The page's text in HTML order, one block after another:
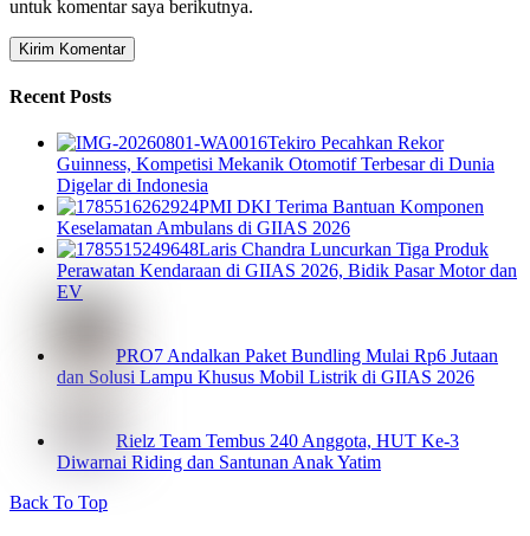
untuk komentar saya berikutnya.
Recent Posts
Tekiro Pecahkan Rekor
Guinness, Kompetisi Mekanik Otomotif Terbesar di Dunia
Digelar di Indonesia
PMI DKI Terima Bantuan Komponen
Keselamatan Ambulans di GIIAS 2026
Laris Chandra Luncurkan Tiga Produk
Perawatan Kendaraan di GIIAS 2026, Bidik Pasar Motor dan
EV
PRO7 Andalkan Paket Bundling Mulai Rp6 Jutaan
dan Solusi Lampu Khusus Mobil Listrik di GIIAS 2026
Rielz Team Tembus 240 Anggota, HUT Ke-3
Diwarnai Riding dan Santunan Anak Yatim
Back To Top